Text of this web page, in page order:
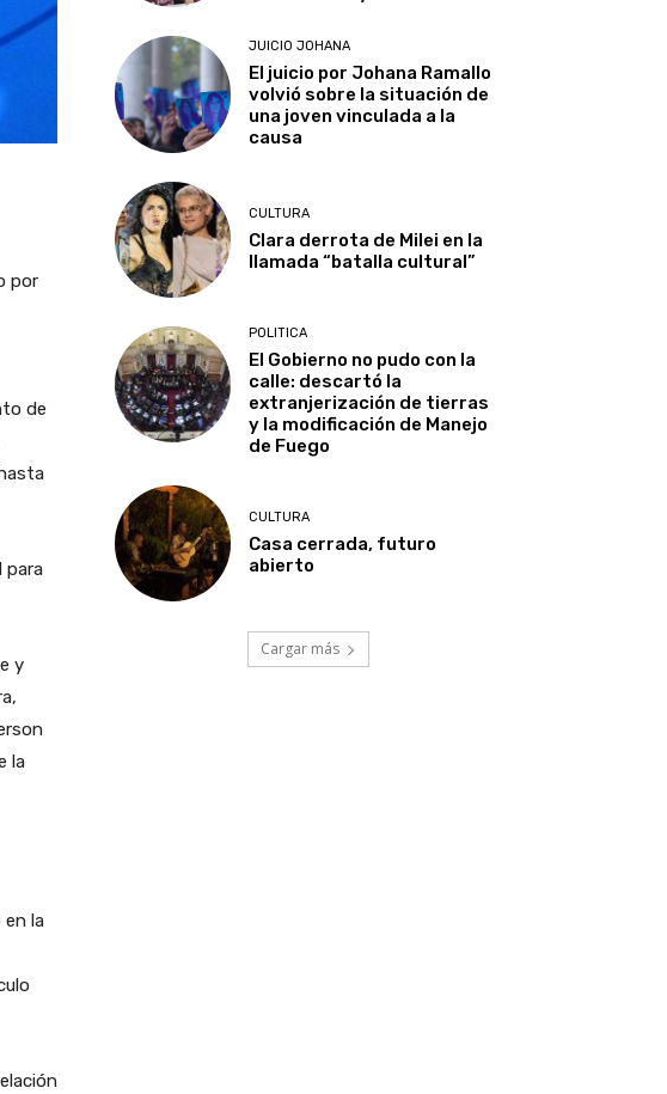
por
de
para
y
la
en la
JUICIO JOHANA
El juicio por Johana Ramallo
volvió sobre la situación de
una joven vinculada a la
causa
CULTURA
Clara derrota de Milei en la
llamada “batalla cultural”
POLITICA
El Gobierno no pudo con la
calle: descartó la
extranjerización de tierras
y la modificación de Manejo
de Fuego
CULTURA
Casa cerrada, futuro
abierto
Cargar más